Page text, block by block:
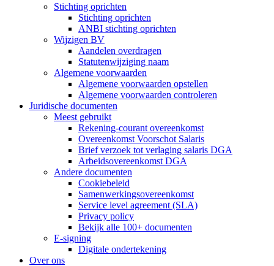
Stichting oprichten
Stichting oprichten
ANBI stichting oprichten
Wijzigen BV
Aandelen overdragen
Statutenwijziging naam
Algemene voorwaarden
Algemene voorwaarden opstellen
Algemene voorwaarden controleren
Juridische documenten
Meest gebruikt
Rekening-courant overeenkomst
Overeenkomst Voorschot Salaris
Brief verzoek tot verlaging salaris DGA
Arbeidsovereenkomst DGA
Andere documenten
Cookiebeleid
Samenwerkingsovereenkomst
Service level agreement (SLA)
Privacy policy
Bekijk alle 100+ documenten
E-signing
Digitale ondertekening
Over ons